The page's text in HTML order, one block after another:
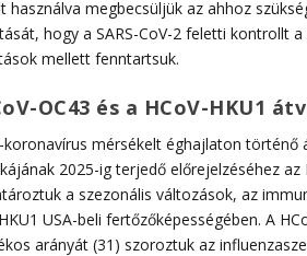
használva megbecsüljük az ahhoz
hogy a SARS-CoV-2 feletti kontrollt
mellett fenntartsuk.
OC43 és a HCoV-HKU1
koronavírus mérsékelt éghajlaton történő
2025-ig terjedő előrejelzéséhez
a szezonális változások, az
USA-beli fertőzőképességében. A
arányát (31) szoroztuk az